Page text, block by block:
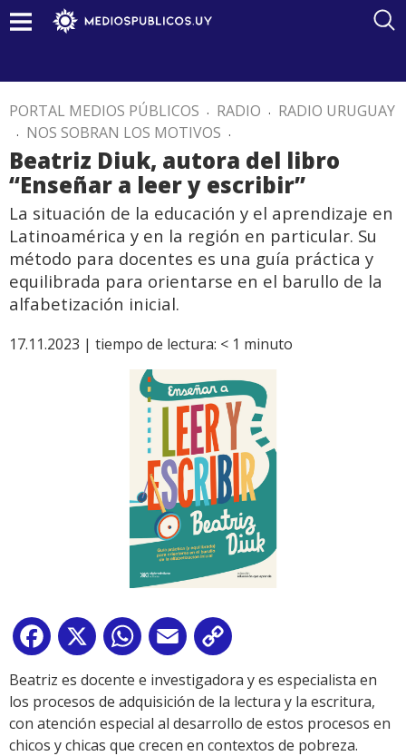
PORTAL MEDIOS PÚBLICOS . RADIO . RADIO URUGUAY
. NOS SOBRAN LOS MOTIVOS .
Beatriz Diuk, autora del libro
“Enseñar a leer y escribir”
La situación de la educación y el aprendizaje en
Latinoamérica y en la región en particular. Su
método para docentes es una guía práctica y
equilibrada para orientarse en el barullo de la
alfabetización inicial.
17.11.2023 | tiempo de lectura: < 1 minuto
Facebook
X WhatsApp
Email
Link
Beatriz es docente e investigadora y es especialista en
los procesos de adquisición de la lectura y la escritura,
con atención especial al desarrollo de estos procesos en
chicos y chicas que crecen en contextos de pobreza.